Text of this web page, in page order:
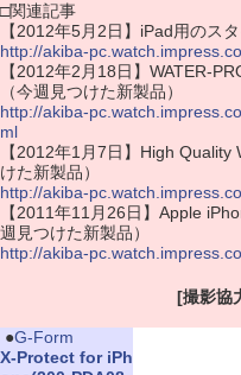
□関連記事
【2012年5月2日】iPad用のス
http://akiba-
【2012年2月18日】WATER-
（今週見つけた新製品）
http://akiba-
ml
【2012年1月7日】High
けた新製品）
http://akiba-
【2011年11月26日】Apple
週見つけた新製品）
http://akiba-
[撮影協
●G-Form
X-Protect for iPh